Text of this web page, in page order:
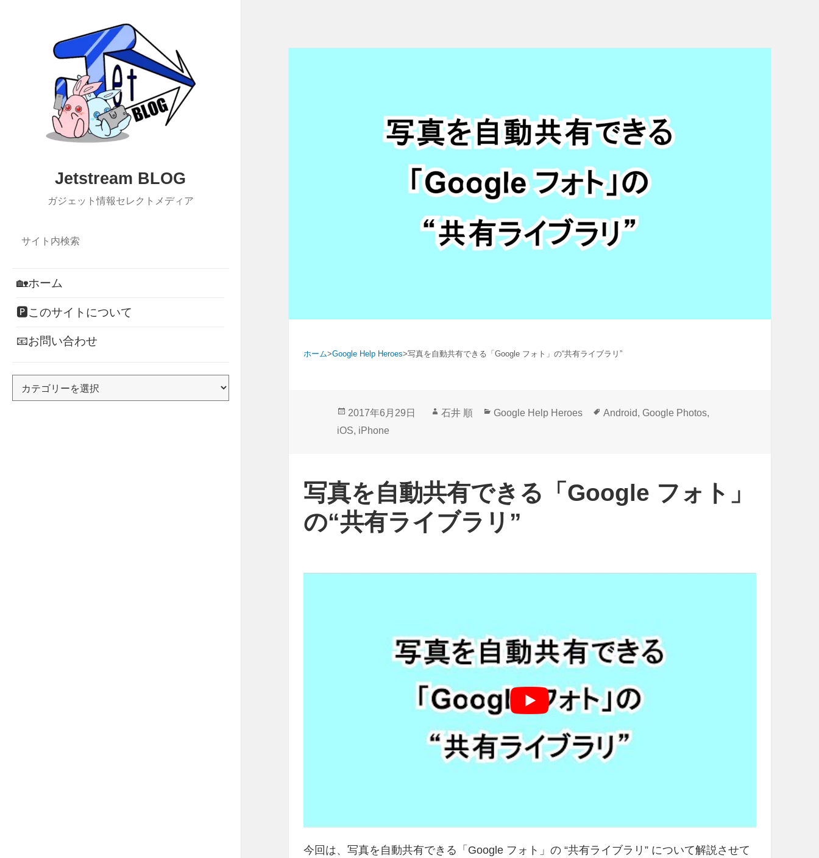
Jetstream BLOG
ガジェット情報セレクトメディア
🏡ホーム
🅿このサイトについて
📧お問い合わせ
ホーム>Google Help Heroes>写真を自動共有できる「Google フォト」の“共有ライブラリ”
投
稿
2017年6月29日
作
石井 順
カ
ー
Google Help Heroes
タ
Android, Google Photos,
iOS, iPhone
写真を自動共有できる「Google フォト」
の“共有ライブラリ”
今回は、写真を自動共有できる「Google フォト」の “共有ライブラリ” について解説させて